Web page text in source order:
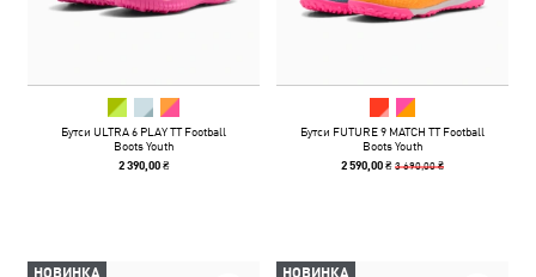
Бутси ULTRA 6 PLAY TT Football
Boots Youth
2 390,00 ₴
Бутси FUTURE 9 MATCH TT Football
Boots Youth
2 590,00 ₴3 690,00 ₴
НОВИНКА НОВИНКА